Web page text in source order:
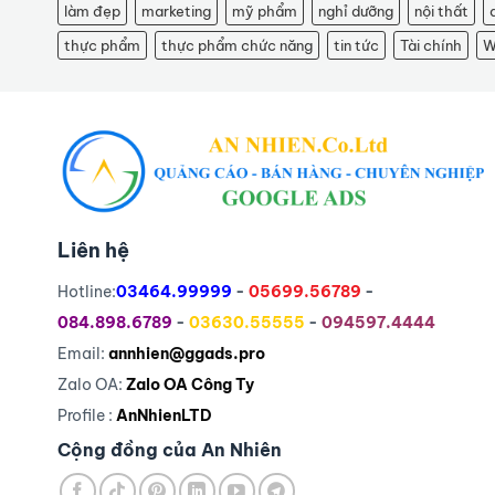
làm đẹp marketing mỹ phẩm nghỉ dưỡng nội thất
thực phẩm
thực phẩm chức năng tin tức Tài chính
Liên hệ
Hotline:03464.99999 - 05699.56789 -
084.898.6789 - 03630.55555 - 094597.4444
Email: annhien@ggads.pro
Zalo OA: Zalo OA Công Ty
Profile : AnNhienLTD
Cộng đồng của An Nhiên